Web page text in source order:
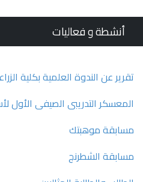
أنشطة و فعاليات
تقرير عن الندوة العلمية بكلية
المعسكر التدريبى الصيفى
مسابقة موهبتك
مسابقة الشطرنج